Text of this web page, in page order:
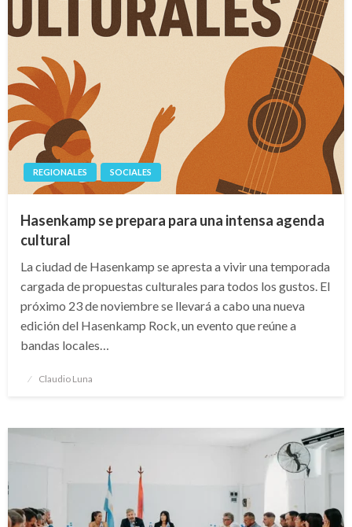
REGIONALES SOCIALES
Hasenkamp se prepara para una intensa agenda
cultural
La ciudad de Hasenkamp se apresta a vivir una temporada
cargada de propuestas culturales para todos los gustos. El
próximo 23 de noviembre se llevará a cabo una nueva
edición del Hasenkamp Rock, un evento que reúne a
bandas locales…
Publicado
Claudio Luna